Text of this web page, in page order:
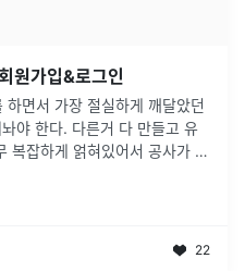
원가입&로그인
면서 가장 절실하게 깨달았던
야 한다. 다른거 다 만들고 유
복잡하게 얽혀있어서 공사가 엄
22